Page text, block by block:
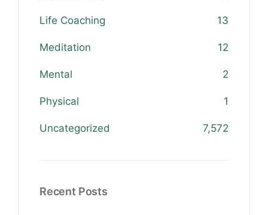
Life Coaching 13
Meditation 12
Mental 2
Physical 1
Uncategorized 7,572
Recent Posts